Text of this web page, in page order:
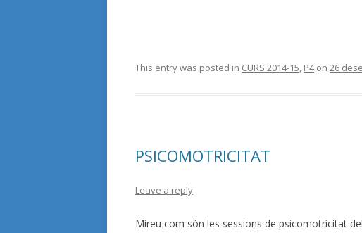
This entry was posted in CURS 2014-15, P4on 26
PSICOMOTRICITAT
Leave a reply
Mireu com són les sessions de psicomotricitat